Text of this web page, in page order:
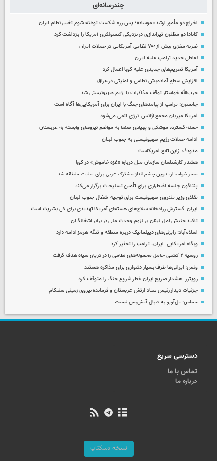
چندرسانه‌ای
اخراج دو مأمور ارشد «موساد»؛ پس‌لرزه شکست توطئه شوم تغییر نظام ایران
کانادا دو مظنون تیراندازی در نزدیکی کنسولگری آمریکا را بازداشت کرد
ضربه مغزی بیش از ۷۰۰ نظامی آمریکایی در حملات ایران
لفاظی جدید ترامپ علیه ایران
آمریکا تحریم‌های جدیدی علیه کوبا اعمال کرد
افزایش سطح آماده‌باش نظامی و امنیتی در عراق
حزب‌الله خواستار توقف مذاکرات با رژیم صهیونیستی شد
جانسون: ترامپ از پیامدهای جنگ با ایران برای آمریکایی‌ها آگاه است
آمریکا میزبان مجمع آژانس انرژی اتمی می‌شود
حمله گسترده موشکی و پهپادی صنعا به مواضع نیروهای وابسته به عربستان
ادامه حملات رژیم صهیونیستی به جنوب لبنان
مدودف: ژاپن تابع آمریکاست
هشدار کارشناسان سازمان ملل درباره «غزه‌ خاموش» در کوبا
مصر خواستار تدوین چشم‌انداز مشترک عربی برای امنیت منطقه شد
پنتاگون جلسه اضطراری برای تأمین تسلیحات برگزار می‌کند
تقلای وزیر تندروی صهیونیست برای توجیه اشغال جنوب لبنان
ایران: گسترش زرادخانه سلاح‌های هسته‌ای آمریکا تهدیدی برای کل بشریت است
تاکید جنبش امل لبنان بر لزوم وحدت ملی در برابر اشغالگران
اسلام‌آباد: رایزنی‌های دیپلماتیک درباره منطقه و تنگه هرمز ادامه دارد
وبگاه آمریکایی: ایران، ترامپ را تحقیر کرد
روسیه ۲ کشتی حامل محموله‌های نظامی را در دریای سیاه هدف گرفت
ونس: ایرانی‌ها طرف بسیار دشواری برای مذاکره هستند
رویترز: هشدار صریح ایران خطر شروع جنگ را متوقف کرد
جزئیات دیدار رئیس ستاد ارتش عربستان و فرمانده نیروی زمینی سنتکام
حماس: تل‌آویو به دنبال آتش‌بس نیست
دسترسی سریع
تماس با ما
درباره ما
نسخه دسکتاپ